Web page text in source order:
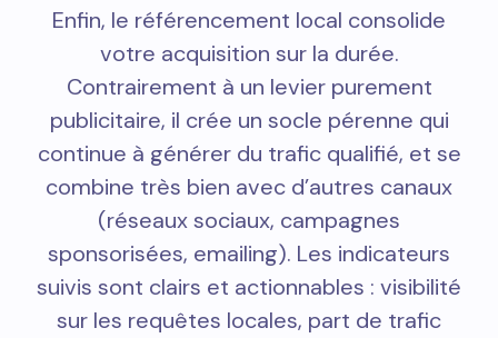
Enfin, le référencement local consolide
votre acquisition sur la durée.
Contrairement à un levier purement
publicitaire, il crée un socle pérenne qui
continue à générer du trafic qualifié, et se
combine très bien avec d’autres canaux
(réseaux sociaux, campagnes
sponsorisées, emailing). Les indicateurs
suivis sont clairs et actionnables : visibilité
sur les requêtes locales, part de trafic